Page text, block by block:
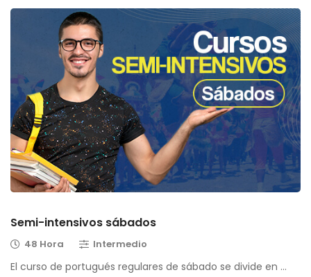
Semi-intensivos sábados
48 Hora Intermedio
El curso de portugués regulares de sábado se divide en …